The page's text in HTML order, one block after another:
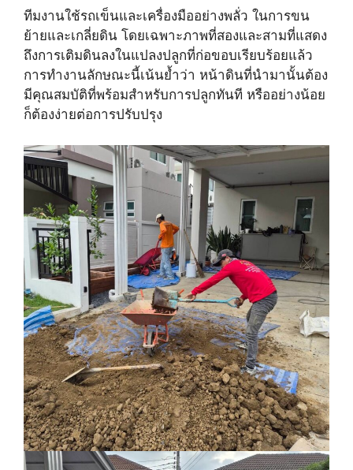
ทีมงานใช้รถเข็นและเครื่องมืออย่างพลั่ว ในการขน
ย้ายและเกลี่ยดิน โดยเฉพาะภาพที่สองและสามที่แสดง
ถึงการเติมดินลงในแปลงปลูกที่ก่อขอบเรียบร้อยแล้ว
การทำงานลักษณะนี้เน้นย้ำว่า หน้าดินที่นำมานั้นต้อง
มีคุณสมบัติที่พร้อมสำหรับการปลูกทันที หรืออย่างน้อย
ก็ต้องง่ายต่อการปรับปรุง